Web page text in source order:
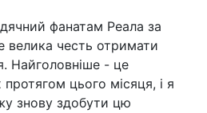
фанатам Реала за
велика честь отримати
Найголовніше - це
цього місяця, і я
знову здобути цю